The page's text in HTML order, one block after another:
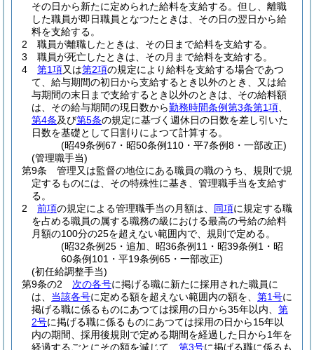
その日から新たに定められた給料を支給する。 但し、離職
した職員が即日職員となつたときは、その日の翌日から給
料を支給する。
2
職員が離職したときは、その日まで給料を支給する。
3
職員が死亡したときは、その月まで給料を支給する。
4
第1項又は第2項の規定により給料を支給する場合であつ
て、給与期間の初日から支給するとき以外のとき、又は給
与期間の末日まで支給するとき以外のときは、その給料額
は、その給与期間の現日数から勤務時間条例第3条第1項
第4条及び第5条の規定に基づく週休日の日数を差し引いた
日数を基礎として日割りによつて計算する。
(昭49条例67・昭50条例110・平7条例8・一部改正)
(管理職手当)
第9条
管理又は監督の地位にある職員の職のうち、規則で規
定するものには、その特殊性に基き、管理職手当を支給す
る。
2
前項の規定による管理職手当の月額は、 同項に規定する職
を占める職員の属する職務の級における最高の号給の給料
月額の100分の25を超えない範囲内で、規則で定める。
(昭32条例25・追加、昭36条例11・昭39条例1・昭
60条例101・平19条例65・一部改正)
(初任給調整手当)
第9条の2
次の各号に掲げる職に新たに採用された職員に
は、 当該各号に定める額を超えない範囲内の額を、 第1号に
掲げる職に係るものにあつては採用の日から35年以内、 第
2号に掲げる職に係るものにあつては採用の日から15年以
内の期間、採用後規則で定める期間を経過した日から1年を
経過するごとにその額を減じて、 第3号に掲げる職に係るも